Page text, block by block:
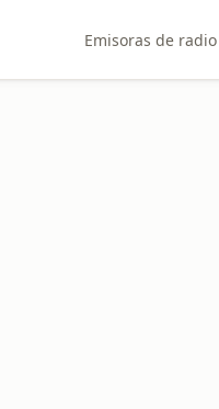
Emisoras de radio